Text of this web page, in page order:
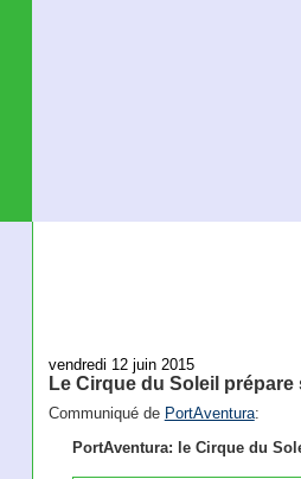
vendredi 12 juin 2015
Le Cirque du Soleil
Communiqué de PortAventura:
PortAventura: le Cirque du